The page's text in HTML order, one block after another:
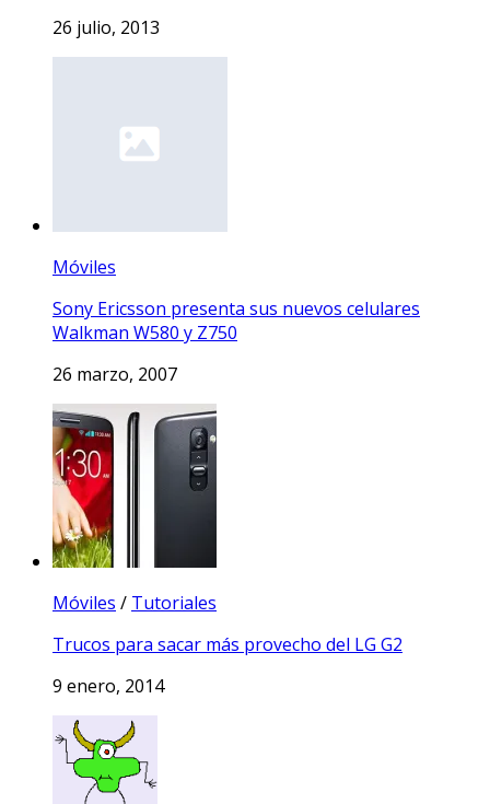
26 julio, 2013
Móviles
Sony Ericsson presenta sus nuevos celulares
Walkman W580 y Z750
26 marzo, 2007
Móviles / Tutoriales
Trucos para sacar más provecho del LG G2
9 enero, 2014